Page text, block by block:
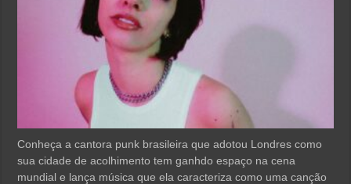
Conheça a cantora punk brasileira que adotou Londres como
sua cidade de acolhimento tem ganhdo espaço na cena
mundial e lança música que ela caracteriza como uma canção